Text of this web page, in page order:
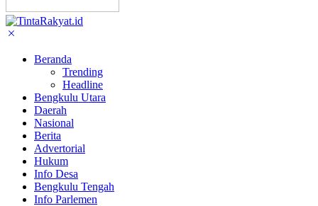
Beranda
Trending
Headline
Bengkulu Utara
Daerah
Nasional
Berita
Advertorial
Hukum
Info Desa
Bengkulu Tengah
Info Parlemen